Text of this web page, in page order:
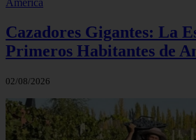
Cazadores Gigantes: La
Primeros Habitantes de
02/08/2026